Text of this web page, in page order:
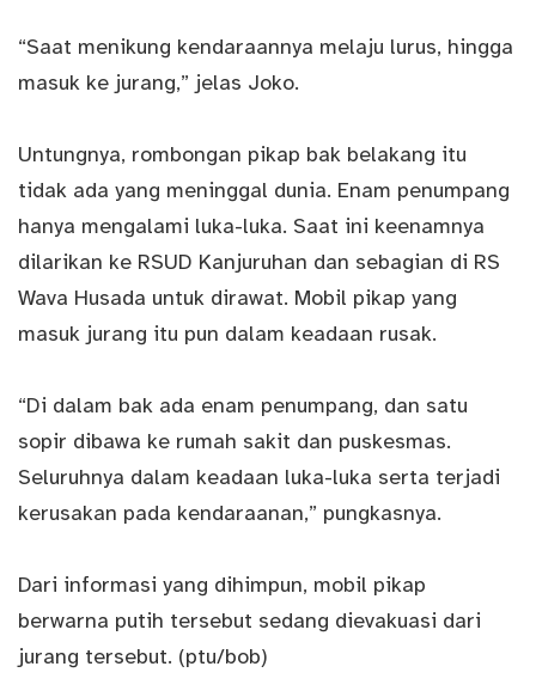
“Saat menikung kendaraannya melaju lurus, hingga
masuk ke jurang,” jelas Joko.
Untungnya, rombongan pikap bak belakang itu
tidak ada yang meninggal dunia. Enam penumpang
hanya mengalami luka-luka. Saat ini keenamnya
dilarikan ke RSUD Kanjuruhan dan sebagian di RS
Wava Husada untuk dirawat. Mobil pikap yang
masuk jurang itu pun dalam keadaan rusak.
“Di dalam bak ada enam penumpang, dan satu
sopir dibawa ke rumah sakit dan puskesmas.
Seluruhnya dalam keadaan luka-luka serta terjadi
kerusakan pada kendaraanan,” pungkasnya.
Dari informasi yang dihimpun, mobil pikap
berwarna putih tersebut sedang dievakuasi dari
jurang tersebut. (ptu/bob)